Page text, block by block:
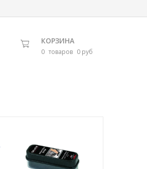
КОРЗИНА
0 товаров 0 руб